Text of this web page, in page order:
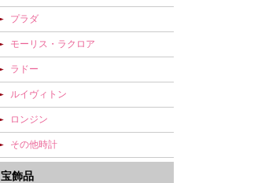
プラダ
モーリス・ラクロア
ラドー
ルイヴィトン
ロンジン
その他時計
宝飾品